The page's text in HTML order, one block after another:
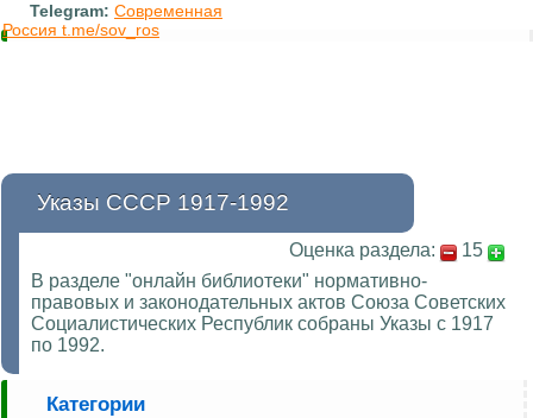
Telegram: Современная
Россия t.me/sov_ros
Указы СССР 1917-1992
Оценка раздела:
15
В разделе "онлайн библиотеки" нормативно-
правовых и законодательных актов Союза Советских
Социалистических Республик собраны Указы с 1917
по 1992.
Категории